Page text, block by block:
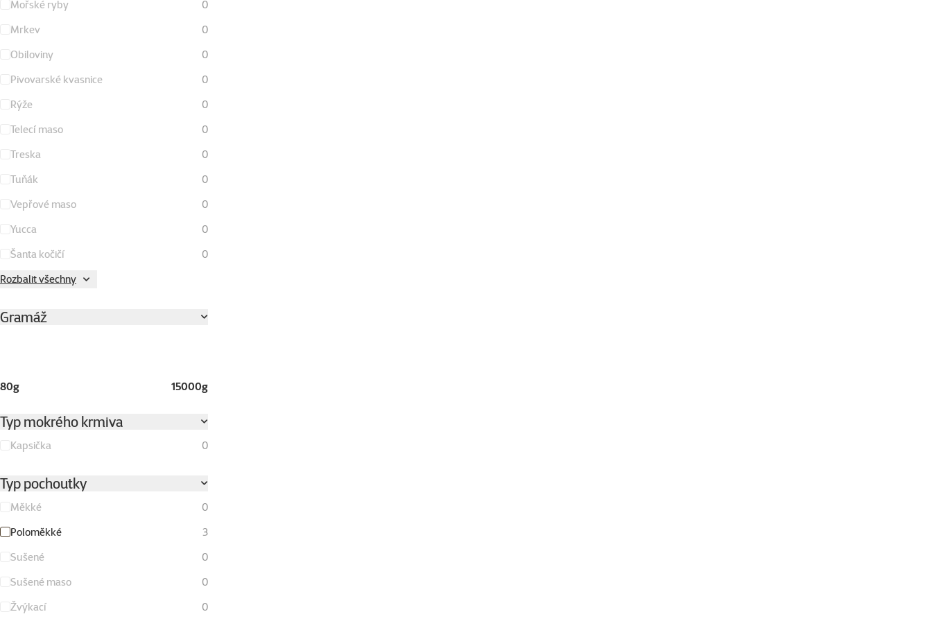
Mořské ryby
0
Mrkev
0
Obiloviny
0
Pivovarské kvasnice
0
Rýže
0
Telecí maso
0
Treska
0
Tuňák
0
Vepřové maso
0
Yucca
0
Šanta kočičí
0
Rozbalit všechny
Gramáž
80g 15000g
Typ mokrého krmiva
Kapsička 0
Typ pochoutky
Měkké
0
Poloměkké
3
Sušené
0
Sušené maso
0
Žvýkací
0